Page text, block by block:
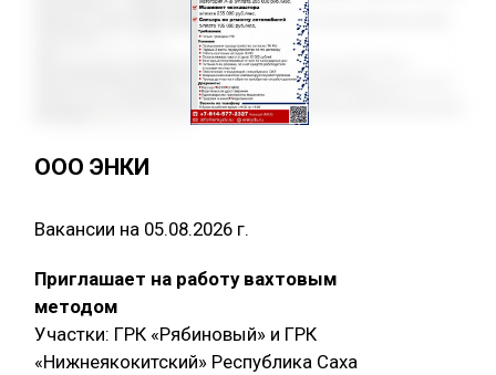
ООО ЭНКИ
Вакансии на 05.08.2026 г.
Приглашает на работу вахтовым
методом
Участки: ГРК «Рябиновый» и ГРК
«Нижнеякокитский» Республика Саха